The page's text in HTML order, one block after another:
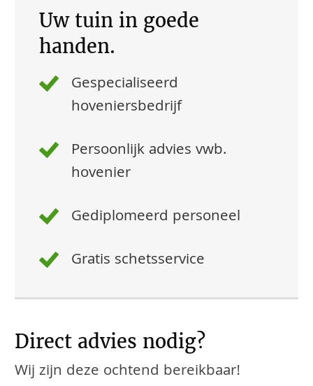
Uw tuin in goede
handen.
Gespecialiseerd
hoveniersbedrijf
Persoonlijk advies vwb.
hovenier
Gediplomeerd personeel
Gratis schetsservice
Direct advies nodig?
Wij zijn deze ochtend bereikbaar!